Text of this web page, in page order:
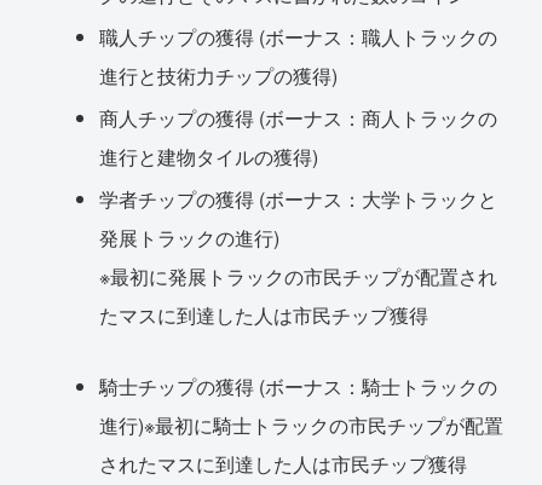
職人チップの獲得 (ボーナス：職人トラックの
進行と技術力チップの獲得)
商人チップの獲得 (ボーナス：商人トラックの
進行と建物タイルの獲得)
学者チップの獲得 (ボーナス：大学トラックと
発展トラックの進行)
※最初に発展トラックの市民チップが配置され
たマスに到達した人は市民チップ獲得
騎士チップの獲得 (ボーナス：騎士トラックの
進行)※最初に騎士トラックの市民チップが配置
されたマスに到達した人は市民チップ獲得